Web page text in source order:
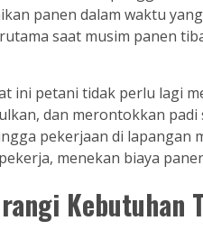
panen dalam waktu
saat musim panen
ini petani tidak perlu lagi
dan merontokkan
pekerjaan di lapangan
menekan biaya
Kebutuhan